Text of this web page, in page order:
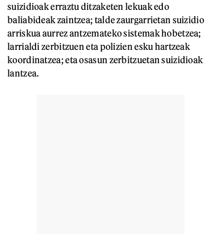
suizidioak erraztu ditzaketen lekuak edo
baliabideak zaintzea; talde zaurgarrietan suizidio
arriskua aurrez antzemateko sistemak hobetzea;
larrialdi zerbitzuen eta polizien esku hartzeak
koordinatzea; eta osasun zerbitzuetan suizidioak
lantzea.